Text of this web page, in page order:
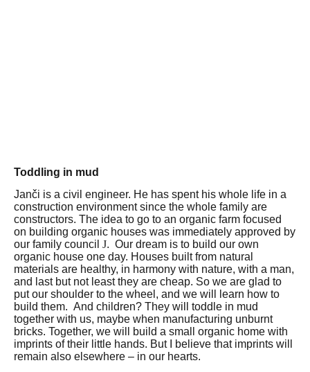
Toddling in mud
Janči is a civil engineer. He has spent his whole life in a
construction environment since the whole family are
constructors. The idea to go to an organic farm focused
on building organic houses was immediately approved by
our family council J. Our dream is to build our own
organic house one day. Houses built from natural
materials are healthy, in harmony with nature, with a man,
and last but not least they are cheap. So we are glad to
put our shoulder to the wheel, and we will learn how to
build them. And children? They will toddle in mud
together with us, maybe when manufacturing unburnt
bricks. Together, we will build a small organic home with
imprints of their little hands. But I believe that imprints will
remain also elsewhere – in our hearts.